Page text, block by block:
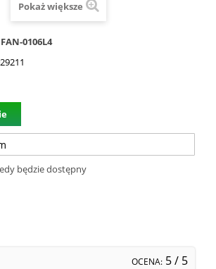
Pokaż większe
FAN-0106L4
będzie dostępny
OCENA: 5/ 5